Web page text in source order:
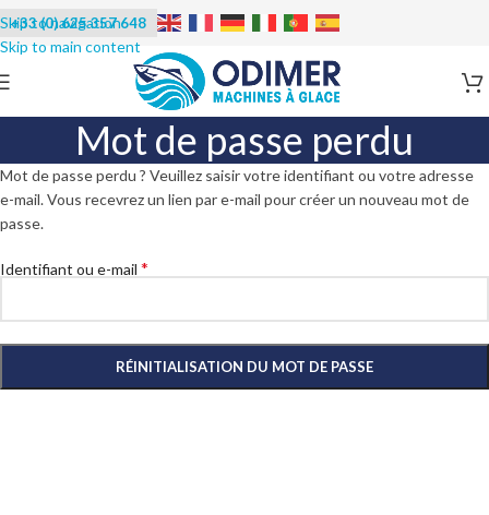
Skip to navigation
Skip to main content
+33 (0) 625 357 648
Mot de passe perdu
Mot de passe perdu ? Veuillez saisir votre identifiant ou votre adresse
e-mail. Vous recevrez un lien par e-mail pour créer un nouveau mot de
passe.
Identifiant ou e-mail *
RÉINITIALISATION DU MOT DE PASSE